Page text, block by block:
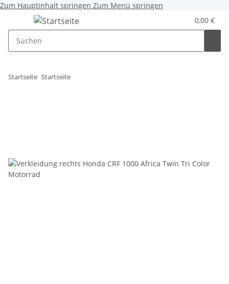
Zum Hauptinhalt springen Zum Menü springen
0,00 €
Startseite Startseite